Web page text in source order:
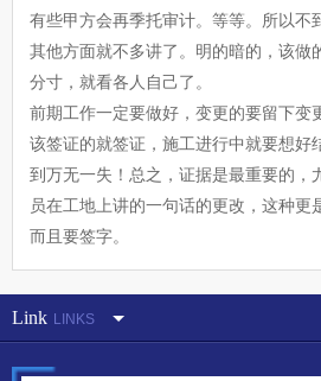
有些甲方会再季托审计。等等。所以不
其他方面就不多讲了。明的暗的，该做
分寸，就看各人自己了。
前期工作一定要做好，变更的要留下变
该签证的就签证，施工进行中就要想好
到万无一失！总之，证据是最重要的，
员在工地上讲的一句话的更改，这种更
而且要签字。
Link LINKS